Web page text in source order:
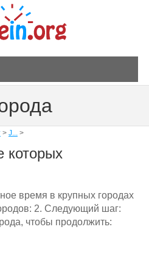
> J...>
которых
время в крупных городах
2. Следующий шаг:
чтобы продолжить: